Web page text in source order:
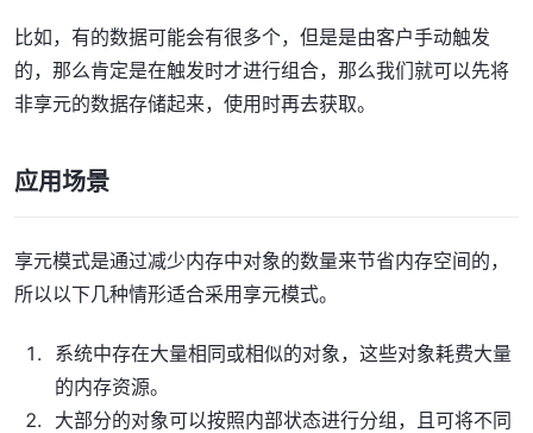
比如，有的数据可能会有很多个，但是是由客户手动触发
的，那么肯定是在触发时才进行组合，那么我们就可以先将
非享元的数据存储起来，使用时再去获取。
应用场景
享元模式是通过减少内存中对象的数量来节省内存空间的，
所以以下几种情形适合采用享元模式。
系统中存在大量相同或相似的对象，这些对象耗费大量
的内存资源。
大部分的对象可以按照内部状态进行分组，且可将不同